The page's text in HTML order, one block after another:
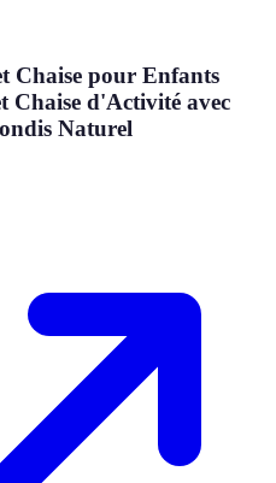
Chaise pour Enfants
Chaise d'Activité avec
Naturel